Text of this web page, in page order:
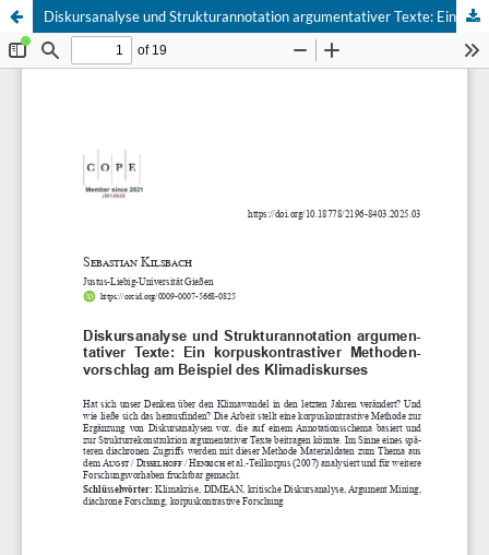
Diskursanalyse und Strukturannotation argumentativer Texte: Ein korpuskontrastiver Methodenvorschlag am Beispiel des Klimadiskurses